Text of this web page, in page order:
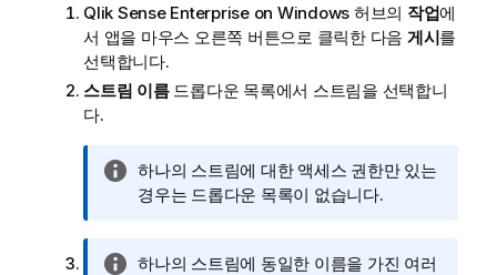
Qlik Sense Enterprise on Windows 허브의 작업에
서 앱을 마우스 오른쪽 버튼으로 클릭한 다음 게시를
선택합니다.
스트림 이름드롭다운 목록에서 스트림을 선택합니
다.
정
보
하나의 스트림에 대한 액세스 권한만 있는
경우는 드롭다운 목록이 없습니다.
정
하나의 스트림에 동일한 이름을 가진 여러